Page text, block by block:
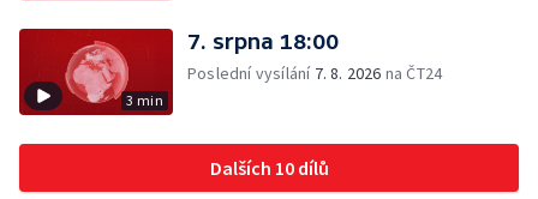
3 min
7. srpna 18:00
Poslední vysílání 7. 8. 2026 na ČT24
Dalších 10 dílů